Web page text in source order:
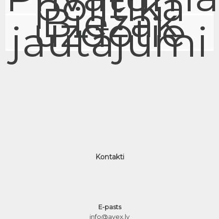
Biežāk
uzdotie
jautājumi
Kontakti
E-pasts
info@avex.lv